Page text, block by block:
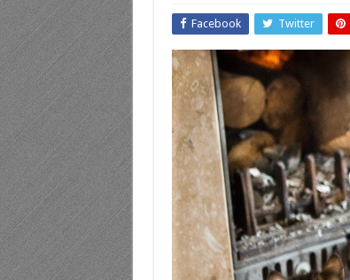
Facebook Twitter